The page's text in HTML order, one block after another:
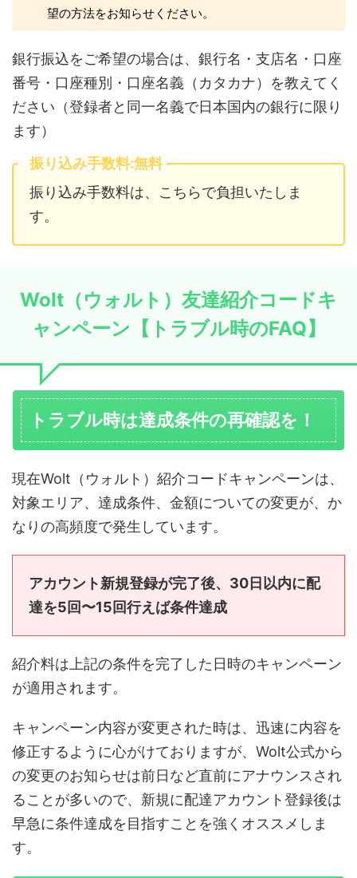
望の方法をお知らせください。
銀行振込をご希望の場合は、銀行名・支店名・口座
番号・口座種別・口座名義（カタカナ）を教えてく
ださい（登録者と同一名義で日本国内の銀行に限り
ます）
振り込み手数料:無料
振り込み手数料は、こちらで負担いたしま
す。
Wolt（ウォルト）友達紹介コードキ
ャンペーン【トラブル時のFAQ】
トラブル時は達成条件の再確認を！
現在Wolt（ウォルト）紹介コードキャンペーンは、
対象エリア、達成条件、金額についての変更が、か
なりの高頻度で発生しています。
アカウント新規登録が完了後、30日以内に配
達を5回〜15回行えば条件達成
紹介料は上記の条件を完了した日時のキャンペーン
が適用されます。
キャンペーン内容が変更された時は、迅速に内容を
修正するように心がけておりますが、Wolt公式から
の変更のお知らせは前日など直前にアナウンスされ
ることが多いので、新規に配達アカウント登録後は
早急に条件達成を目指すことを強くオススメしま
す。